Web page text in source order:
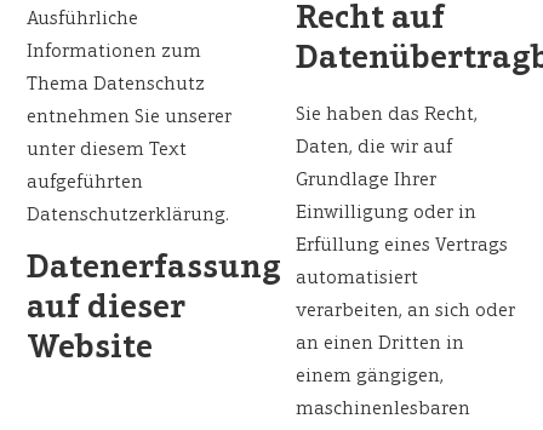
Ausführliche
Informationen zum
Thema Datenschutz
entnehmen Sie unserer
unter diesem Text
aufgeführten
Datenschutzerklärung.
Datenerfassung
auf dieser
Website
Recht auf
Sie haben das Recht,
Daten, die wir auf
Grundlage Ihrer
Einwilligung oder in
Erfüllung eines Vertrags
automatisiert
verarbeiten, an sich oder
an einen Dritten in
einem gängigen,
maschinenlesbaren